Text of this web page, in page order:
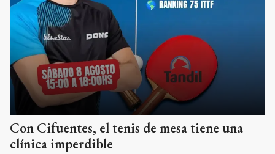
Con Cifuentes, el tenis de mesa tiene una
clínica imperdible